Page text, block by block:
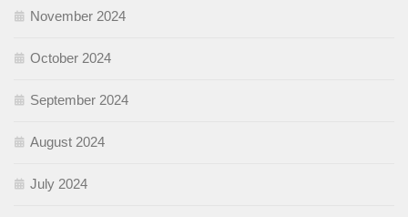
November 2024
October 2024
September 2024
August 2024
July 2024